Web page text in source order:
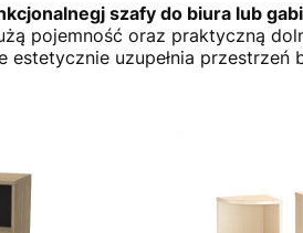
szafy do biura lub
pojemność oraz praktyczną
estetycznie uzupełnia przestrzeń